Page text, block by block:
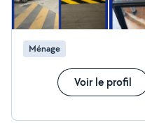
Ménage
Voir le profil